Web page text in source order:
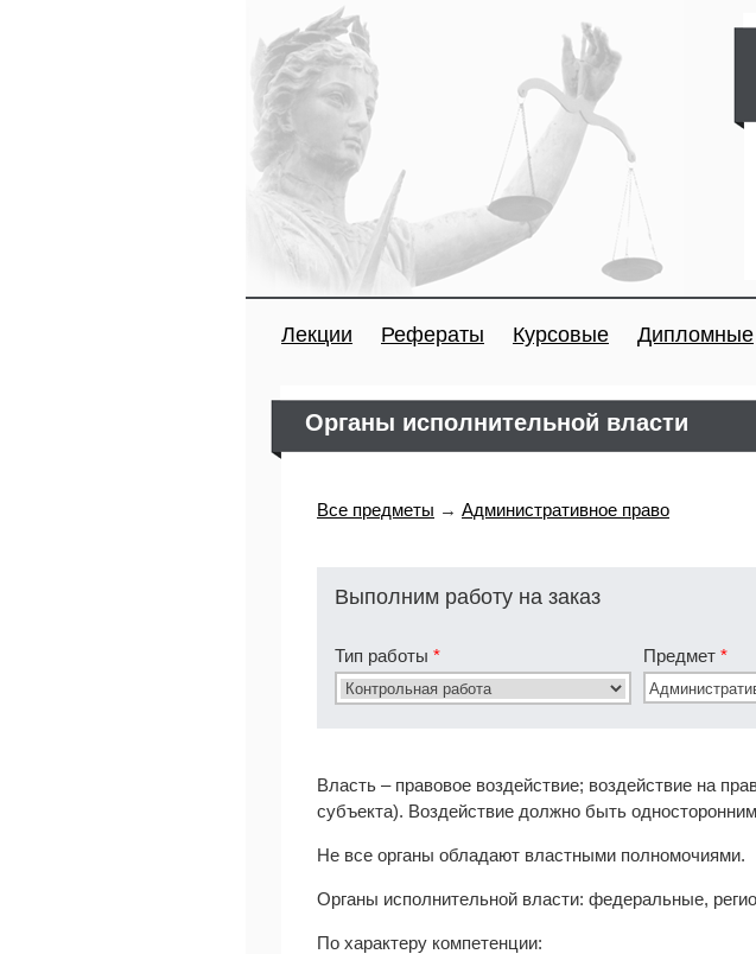
Лекции Рефераты Курсовые Дипломные
Органы исполнительной власти
Все предметы → Административное право
Выполним работу на заказ
Тип работы * Предмет *
Власть – правовое воздействие; воздействие на
субъекта). Воздействие должно быть
Не все органы обладают властными полномочиями.
Органы исполнительной власти: федеральные,
По характеру компетенции: